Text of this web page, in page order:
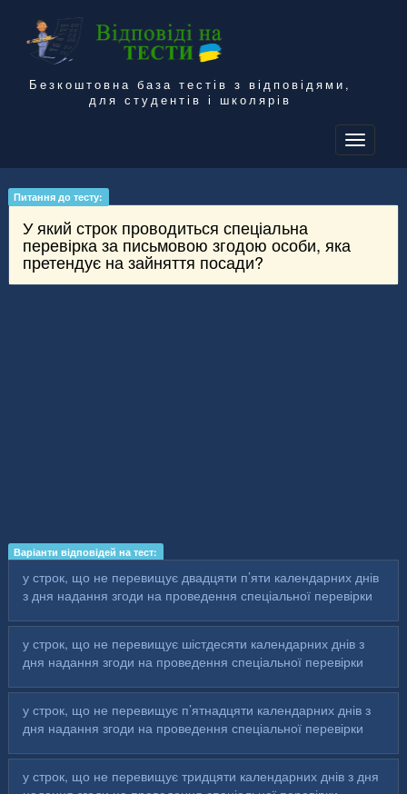
Безкоштовна база тестів з відповідями,
для студентів і школярів
Питання до тесту:
У який строк проводиться спеціальна
перевірка за письмовою згодою особи, яка
претендує на зайняття посади?
Варіанти відповідей на тест:
у строк, що не перевищує двадцяти п’яти календарних днів
з дня надання згоди на проведення спеціальної перевірки
у строк, що не перевищує шістдесяти календарних днів з
дня надання згоди на проведення спеціальної перевірки
у строк, що не перевищує п’ятнадцяти календарних днів з
дня надання згоди на проведення спеціальної перевірки
у строк, що не перевищує тридцяти календарних днів з дня